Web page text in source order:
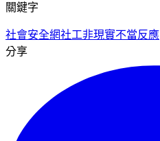
關鍵字
社會安全網社工非現實不當反應
分享